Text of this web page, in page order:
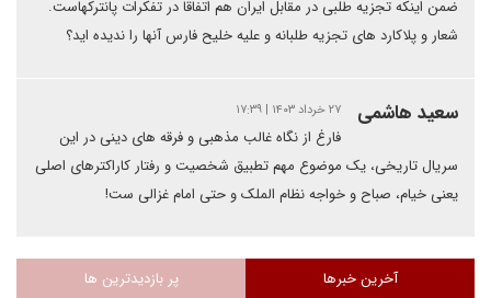
ضمن اینکه تجزیه طلبی در مقابل ایران هم اتفاقا در تفکرات پانترکهاست.
شعار و پلاکارد های تجزیه طلبانه و علیه خلیح فارس آنها را ندیده اید؟
سعید هاشمی ۲۷ خرداد ۱۴۰۳ | ۱۷:۳۹
فارغ از نگاه غالب مذهبی و فرقه های دینی در این
سریال تاریخی، یک موضوع مهم تطبیق شخصیت و رفتار کاراکترهای اصلی
یعنی خیام، صباح و خواجه نظام الملک و حتی امام غزالی ست!
آخرین خبرها پر بازدیدترین ها